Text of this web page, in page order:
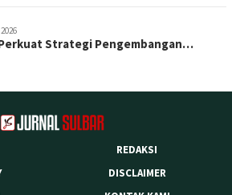
Perkuat Strategi Pengembangan…
REDAKSI
DISCLAIMER